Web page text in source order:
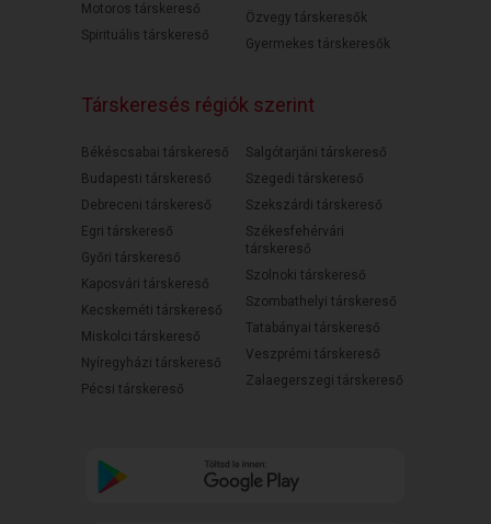
Motoros társkereső
Spirituális társkereső
Özvegy társkeresők
Gyermekes társkeresők
Társkeresés régiók szerint
Békéscsabai társkereső
Budapesti társkereső
Debreceni társkereső
Egri társkereső
Győri társkereső
Kaposvári társkereső
Kecskeméti társkereső
Miskolci társkereső
Nyíregyházi társkereső
Pécsi társkereső
Salgótarjáni társkereső
Szegedi társkereső
Szekszárdi társkereső
Székesfehérvári
társkereső
Szolnoki társkereső
Szombathelyi társkereső
Tatabányai társkereső
Veszprémi társkereső
Zalaegerszegi társkereső